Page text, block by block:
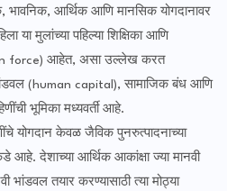
भावनिक, आर्थिक आणि मानसिक योगदानावर
या मुलांच्या पहिल्या शिक्षिका आणि
force) आहेत, असा उल्लेख करत
(human capital), सामाजिक बंध आणि
भूमिका मध्यवर्ती आहे.
योगदान केवळ जैविक पुनरुत्पादनाच्या
देशाच्या आर्थिक आकांक्षा ज्या मानवी
तयार करण्यासाठी त्या मोठ्या